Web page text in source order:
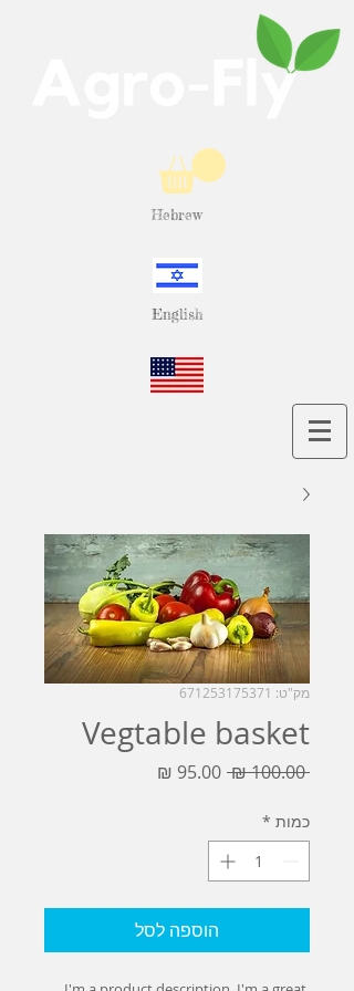
Hebrew
English
מק"ט: 671253175371
Vegtable basket
‏100.00 ‏₪
מחיר
כמות *
הוספה לסל